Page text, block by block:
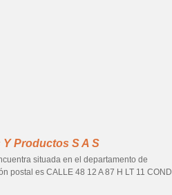
Productos S A S
situada en el departamento de
postal es CALLE 48 12 A 87 H LT 11 COND